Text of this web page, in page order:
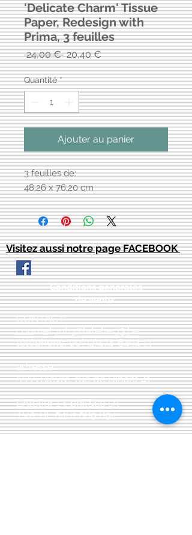
'Delicate Charm' Tissue
Paper, Redesign with
Prima, 3 feuilles
24,00 € Prix
original
20,40 €Prix
promotionnel
Quantité *
Ajouter au panier
3 feuilles de:
48,26 x 76,20 cm
Visitez aussi notre page FACEBOOK
Conditions générales
de vente::
CONTACT:
courriel:info@latelier13.be
téléphone:00(32)474-649433
adresse:
5555 Bièvre, rue de Dinant 41
L'Atelier 13, phil&co srl
TVA: BE0461 089 894